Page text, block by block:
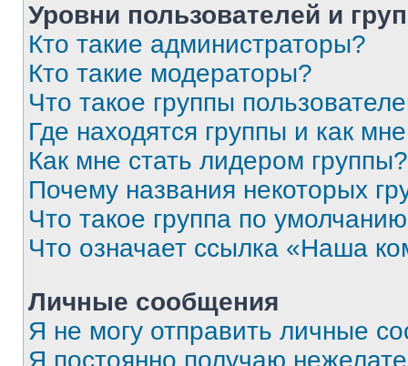
Уровни пользователей и
Кто такие администраторы?
Кто такие модераторы?
Что такое группы
Где находятся группы и как
Как мне стать лидером группы?
Почему названия некоторых
Что такое группа по
Что означает ссылка «Наша
Личные сообщения
Я не могу отправить личные
Я постоянно получаю